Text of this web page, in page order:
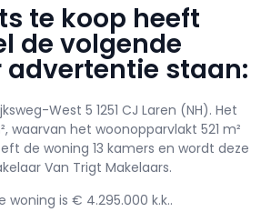
te koop heeft
de volgende
staan:
West 5 1251 CJ Laren (NH). Het
waarvan het woonopparvlakt 521 m²
de woning 13 kamers en wordt deze
Van Trigt Makelaars.
woning is € 4.295.000 k.k..